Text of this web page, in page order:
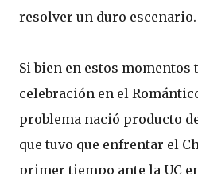
resolver un duro escenario.
Si bien en estos momentos
celebración en el
problema nació producto
que tuvo que enfrentar el
primer tiempo ante la UC